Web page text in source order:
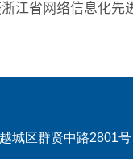
江省网络信息化先
城区群贤中路2801号